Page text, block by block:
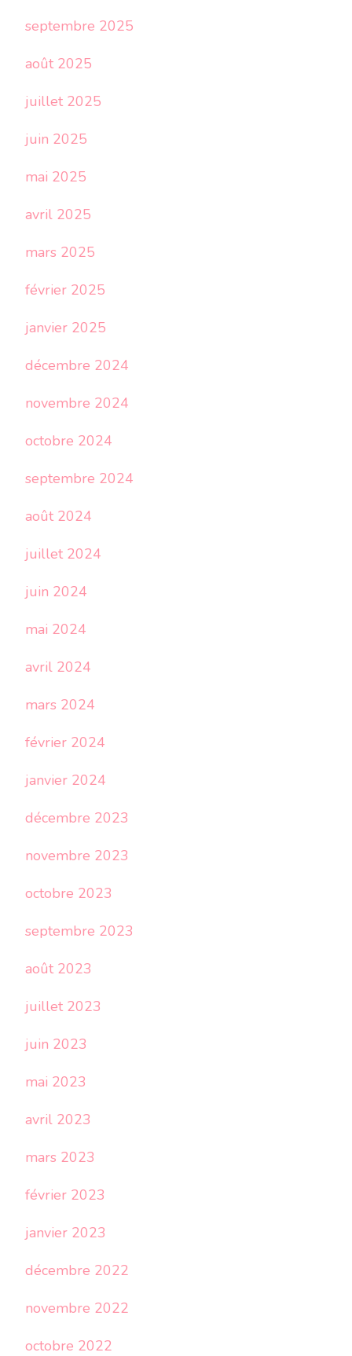
septembre 2025
août 2025
juillet 2025
juin 2025
mai 2025
avril 2025
mars 2025
février 2025
janvier 2025
décembre 2024
novembre 2024
octobre 2024
septembre 2024
août 2024
juillet 2024
juin 2024
mai 2024
avril 2024
mars 2024
février 2024
janvier 2024
décembre 2023
novembre 2023
octobre 2023
septembre 2023
août 2023
juillet 2023
juin 2023
mai 2023
avril 2023
mars 2023
février 2023
janvier 2023
décembre 2022
novembre 2022
octobre 2022